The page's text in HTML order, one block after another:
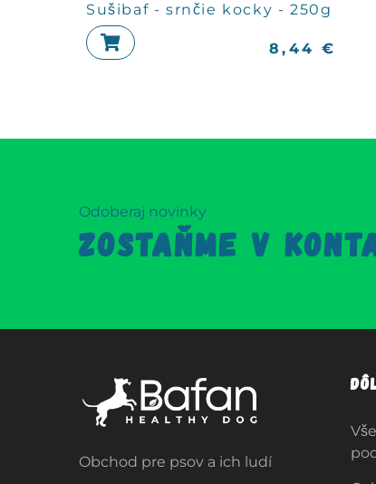
Sušibaf - srnčie kocky - 250g
8,44 €
Odoberaj novinky
ZOSTAŇME V
Obchod pre psov a ich ludí